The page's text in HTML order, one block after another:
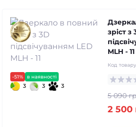
-51% в наявності
3 3 3
зріст з
MLH - 11
Код
5 090
2 500